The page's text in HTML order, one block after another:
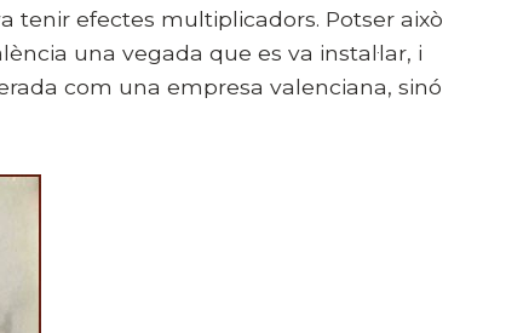
tenir efectes multiplicadors. Potser això
una vegada que es va instal·lar, i
com una empresa valenciana, sinó